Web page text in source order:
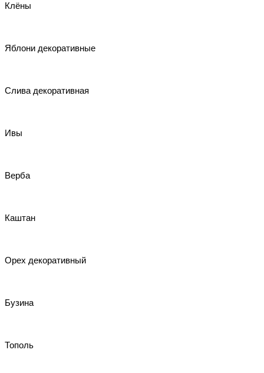
Клёны
Яблони декоративные
Слива декоративная
Ивы
Верба
Каштан
Орех декоративный
Бузина
Тополь